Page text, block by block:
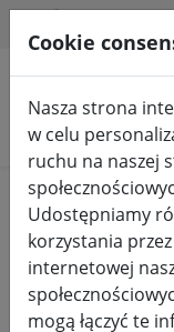
Szukaj produktów
Home Wróżki i
Cookie
Nasza strona
w celu
ruchu na naszej
Udostępniamy
korzystania
internetowej
mogą łączyć te